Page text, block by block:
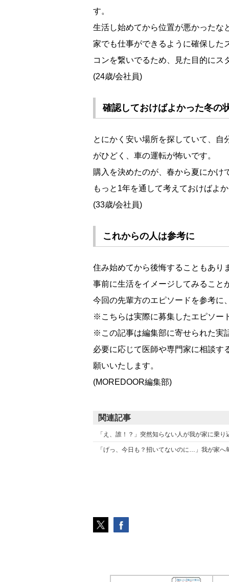
す。
生活し始めてから位置が悪かったな
家でも仕事ができるように確保した
コンを繋いでるため、見た目的にス
(24歳/会社員)
確認しておけばよかった冬の
とにかく安い場所を探していて、自
がひどく、車の運転が怖いです。
購入を決めたのが、春から夏にかけ
もっと1年を通して考えておけばよ
(33歳/会社員)
これからの人は参考に
住み始めてから後悔することもあり
事前に生活をイメージしてみること
今回の先輩方のエピソードを参考に
※こちらは実際に募集したエピソー
※この記事は編集部に寄せられた実
必要に応じて医師や専門家に相談す
願いいたします。
(MOREDOOR編集部)
関連記事
「え、誰！？」突然知らない人が我が家に乗
「げっ、今日も？招いてないのに…」我が家